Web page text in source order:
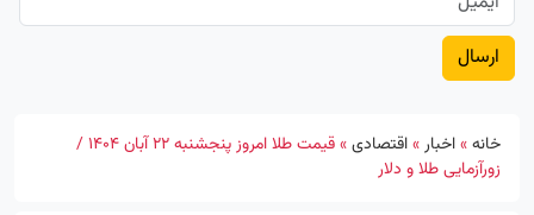
خانه»اخبار»اقتصادی»
قیمت طلا امروز پنجشنبه ۲۲ آبان ۱۴۰۴ /
زورآزمایی طلا و دلار